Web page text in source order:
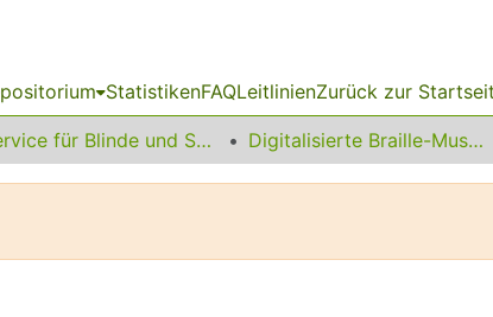
StatistikenFAQLeitlinienZurück zur
Service für Blinde und Sehbehinderte Digitalisierte Braille-Musik-Matrizen des VzfB